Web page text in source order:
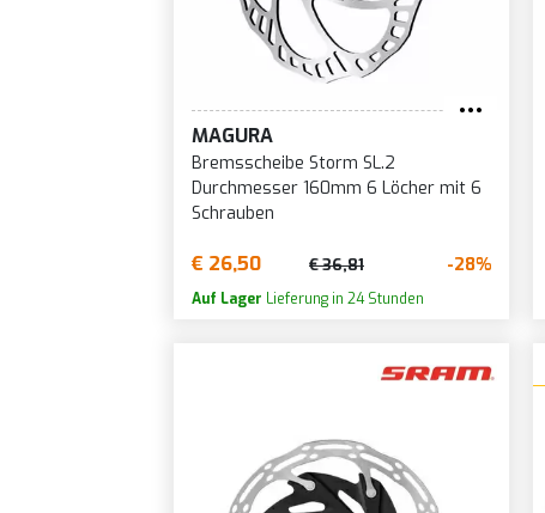
130
132
133
134
135
137
138
144
195
200
204
207
MAGURA
Bremsscheibe Storm SL.2
Durchmesser 160mm 6 Löcher mit 6
Schrauben
€ 26,50 € 36,81 -28%
Auf Lager Lieferung in 24 Stunden